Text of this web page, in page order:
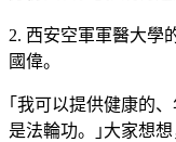
2. 西安空軍軍醫大學
國偉。
｢我可以提供健康的
是法輪功。｣大家想